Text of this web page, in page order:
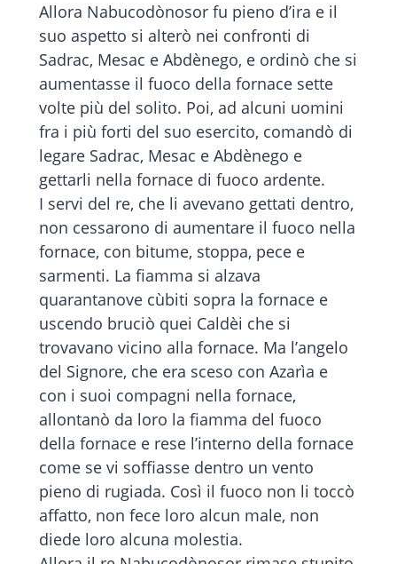
Allora Nabucodònosor fu pieno d’ira e il
suo aspetto si alterò nei confronti di
Sadrac, Mesac e Abdènego, e ordinò che si
aumentasse il fuoco della fornace sette
volte più del solito. Poi, ad alcuni uomini
fra i più forti del suo esercito, comandò di
legare Sadrac, Mesac e Abdènego e
gettarli nella fornace di fuoco ardente.
I servi del re, che li avevano gettati dentro,
non cessarono di aumentare il fuoco nella
fornace, con bitume, stoppa, pece e
sarmenti. La fiamma si alzava
quarantanove cùbiti sopra la fornace e
uscendo bruciò quei Caldèi che si
trovavano vicino alla fornace. Ma l’angelo
del Signore, che era sceso con Azarìa e
con i suoi compagni nella fornace,
allontanò da loro la fiamma del fuoco
della fornace e rese l’interno della fornace
come se vi soffiasse dentro un vento
pieno di rugiada. Così il fuoco non li toccò
affatto, non fece loro alcun male, non
diede loro alcuna molestia.